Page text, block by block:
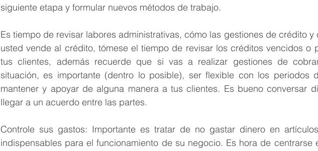
siguiente etapa y formular nuevos métodos de trabajo.
Es tiempo de revisar labores administrativas, cómo las gestiones de crédito y
usted vende al crédito, tómese el tiempo de revisar los créditos vencidos o
tus clientes, además recuerde que si vas a realizar gestiones de
situación, es importante (dentro lo posible), ser flexible con los periodos
mantener y apoyar de alguna manera a tus clientes. Es bueno conversar
llegar a un acuerdo entre las partes.
Controle sus gastos: Importante es tratar de no gastar dinero en
indispensables para el funcionamiento de su negocio. Es hora de centrarse